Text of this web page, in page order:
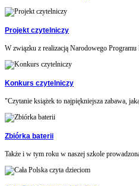
Projekt czytelniczy
W związku z realizacją Narodowego
Konkurs czytelniczy
"Czytanie książek to najpiękniejsza zabawa,
Zbiórka baterii
Także i w tym roku w naszej szkole